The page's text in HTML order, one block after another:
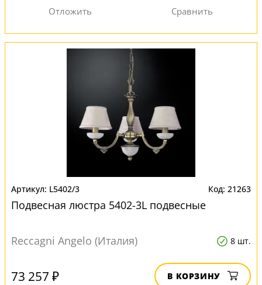
L5402/3 21263
Подвесная люстра 5402-3L подвесные
Reccagni Angelo (Италия) 8 шт.
73 257 ₽ В КОРЗИНУ